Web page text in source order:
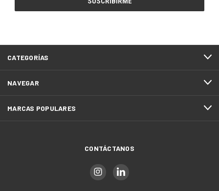
CATEGORÍAS
NAVEGAR
MARCAS POPULARES
CONTÁCTANOS